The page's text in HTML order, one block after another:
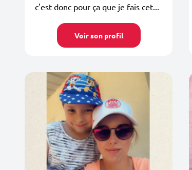
c'est donc pour ça que je fais cet...
Voir son profil